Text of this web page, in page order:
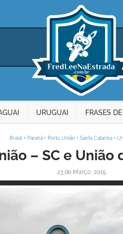
URUGUAI FRASES
Brasil • Paraná • Porto União • Santa Catarina •
– SC e União
23 de Março, 2015